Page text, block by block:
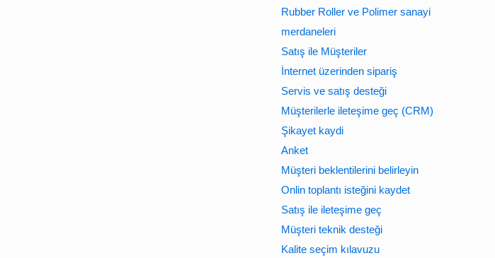
Rubber Roller ve Polimer sanayi
merdaneleri
Satış ile Müşteriler
İnternet üzerinden sipariş
Servis ve satış desteği
Müşterilerle ileteşime geç (CRM)
Şikayet kaydi
Anket
Müşteri beklentilerini belirleyin
Onlin toplantı isteğini kaydet
Satış ile ileteşime geç
Müşteri teknik desteği
Kalite seçim kılavuzu